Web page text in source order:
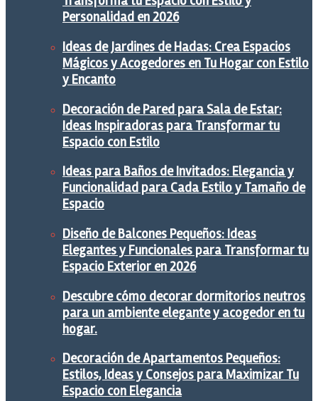
Personalidad en 2026
Ideas de Jardines de Hadas: Crea Espacios
Mágicos y Acogedores en Tu Hogar con Estilo
y Encanto
Decoración de Pared para Sala de Estar:
Ideas Inspiradoras para Transformar tu
Espacio con Estilo
Ideas para Baños de Invitados: Elegancia y
Funcionalidad para Cada Estilo y Tamaño de
Espacio
Diseño de Balcones Pequeños: Ideas
Elegantes y Funcionales para Transformar tu
Espacio Exterior en 2026
Descubre cómo decorar dormitorios neutros
para un ambiente elegante y acogedor en tu
hogar.
Decoración de Apartamentos Pequeños:
Estilos, Ideas y Consejos para Maximizar Tu
Espacio con Elegancia